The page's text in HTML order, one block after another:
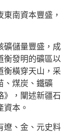
南資本豐盛，
礦儲量豐盛，成
衡發明的礦區以
衡橫穿天山，采
、煤炭、鐵礦
》，闡述新疆石
本。
遼、金、元史料